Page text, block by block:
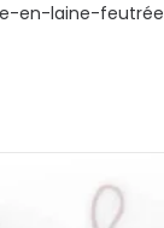
en-laine-